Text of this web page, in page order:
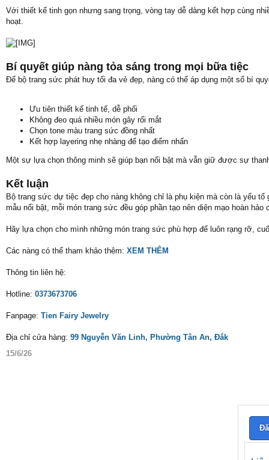
Với thiết kế tinh gọn nhưng sang trọng, vòng tay dễ dàng kết hợp cùng
hoạt.
Bí quyết giúp nàng tỏa sáng trong mọi bữa tiệc
Để bộ trang sức phát huy tối đa vẻ đẹp, nàng có thể áp dụng một số bí
Ưu tiên thiết kế tinh tế, dễ phối
Không đeo quá nhiều món gây rối mắt
Chọn tone màu trang sức đồng nhất
Kết hợp layering nhẹ nhàng để tạo điểm nhấn
Một sự lựa chọn thông minh sẽ giúp bạn nổi bật mà vẫn giữ được sự
Kết luận
Bộ trang sức dự tiệc đẹp cho nàng không chỉ là phụ kiện mà còn là yếu
mẫu nổi bật, mỗi món trang sức đều góp phần tạo nên diện mạo hoàn hảo
Hãy lựa chọn cho mình những món trang sức phù hợp để luôn rạng rỡ,
Các nàng có thể tham khảo thêm: XEM THÊM
Thông tin liên hệ:
Hotline: 0373673706
Fanpage: Tien Fairy Jewelry
Địa chỉ cửa hàng: 99 Nguyễn Văn Linh, Phường Tân An, Đắk
15/6/26